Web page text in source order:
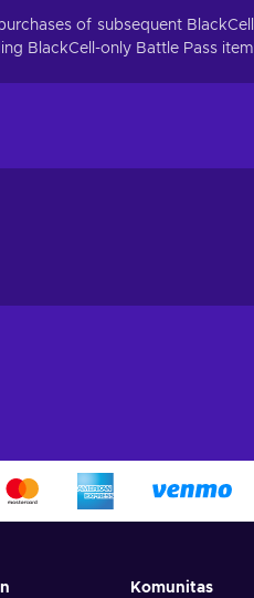
of subsequent
BlackCell-only Battle Pass
Komunitas